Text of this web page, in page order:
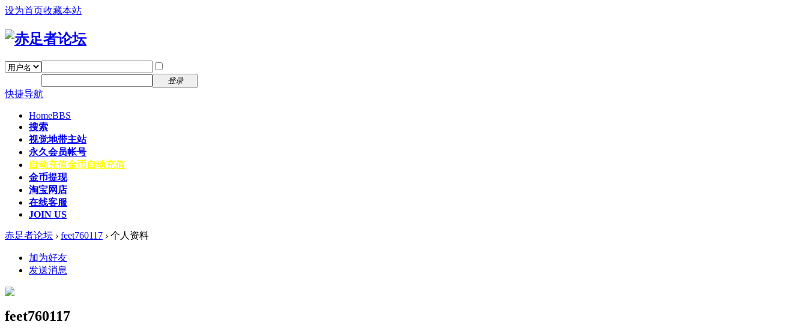
设为首页收藏本站
登录
快捷导航
HomeBBS
搜索
视觉地带主站
永久会员帐号
自动充值金币自动充值
金币提现
淘宝网店
在线客服
JOIN US
赤足者论坛 › feet760117 › 个人资料
加为好友
发送消息
feet760117